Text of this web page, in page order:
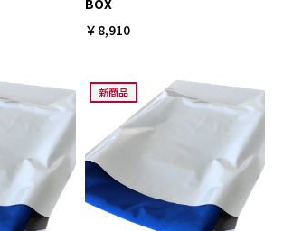
BOX
￥8,910
新商品